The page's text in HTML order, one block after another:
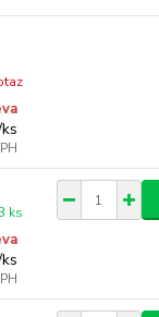
ks
ks
ks